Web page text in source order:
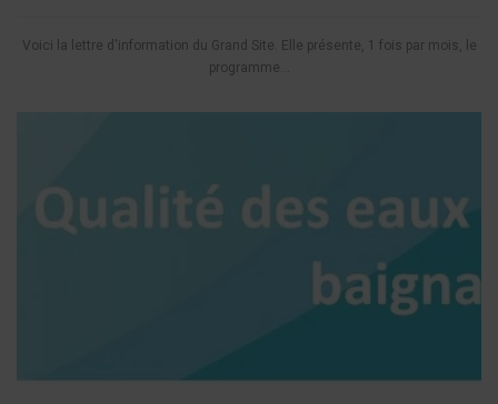
Voici la lettre d'information du Grand Site. Elle présente, 1 fois par mois, le
programme...